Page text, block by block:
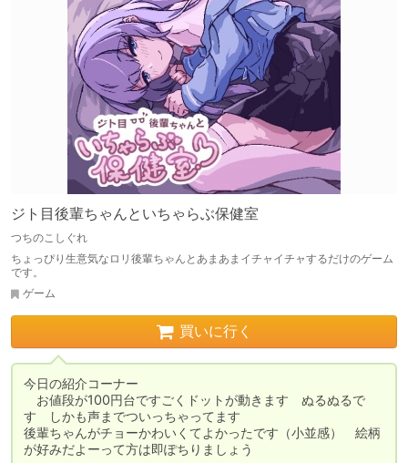
ジト目後輩ちゃんといちゃらぶ保健室
つちのこしぐれ
ちょっぴり生意気なロリ後輩ちゃんとあまあまイチャイチャするだけのゲーム
です。
ゲーム
買いに行く
今日の紹介コーナー
お値段が100円台ですごくドットが動きます　ぬるぬるで
す　しかも声までついっちゃってます
後輩ちゃんがチョーかわいくてよかったです（小並感）　絵柄
が好みだよーって方は即ぽちりましょう